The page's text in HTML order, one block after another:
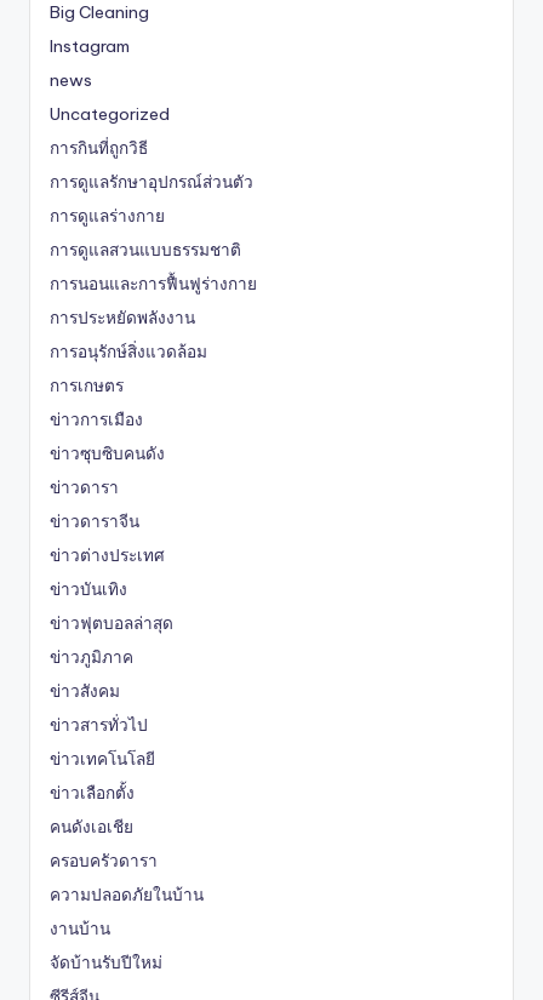
Big Cleaning
Instagram
news
Uncategorized
การกินที่ถูกวิธี
การดูแลรักษาอุปกรณ์ส่วนตัว
การดูแลร่างกาย
การดูแลสวนแบบธรรมชาติ
การนอนและการฟื้นฟูร่างกาย
การประหยัดพลังงาน
การอนุรักษ์สิ่งแวดล้อม
การเกษตร
ข่าวการเมือง
ข่าวซุบซิบคนดัง
ข่าวดารา
ข่าวดาราจีน
ข่าวต่างประเทศ
ข่าวบันเทิง
ข่าวฟุตบอลล่าสุด
ข่าวภูมิภาค
ข่าวสังคม
ข่าวสารทั่วไป
ข่าวเทคโนโลยี
ข่าวเลือกตั้ง
คนดังเอเชีย
ครอบครัวดารา
ความปลอดภัยในบ้าน
งานบ้าน
จัดบ้านรับปีใหม่